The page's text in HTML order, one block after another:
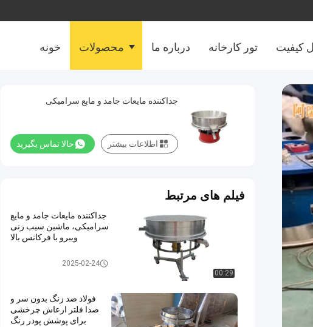
خونه محصولات درباره ما تور کارخانه کیفیت
جداکننده مایعات جامد و مایع سرامیکی
حالا تماس بگیرید اطلاعات بیشتر
فیلم های مرتبط
00:29
جداکننده مایعات جامد و مایع
سرامیکی، ماشین سیب زنی
ویبرو با فرکانس بالا
جداکننده مایع جامد2025-02-24
فولاد ضد زنگ بدون سر و
صدا فلتر ارعاش چرخشی
برای پوشش پودر رنگ